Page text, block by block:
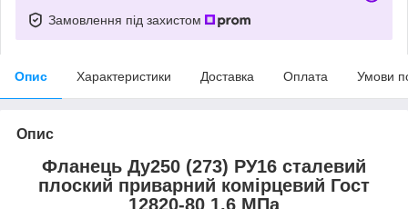
Замовлення під захистом
Опис Характеристики Доставка Оплата Умови
Опис
Фланець Ду250 (273) РУ16 сталевий
плоский приварний комірцевий Гост
12820-80 1,6 МПа